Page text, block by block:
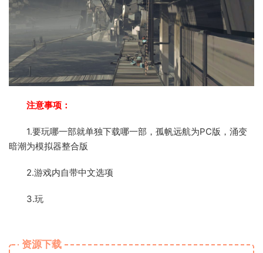
注意事项：
1.要玩哪一部就单独下载哪一部，孤帆远航为PC版，涌变
暗潮为模拟器整合版
2.游戏内自带中文选项
3.玩
资源下载